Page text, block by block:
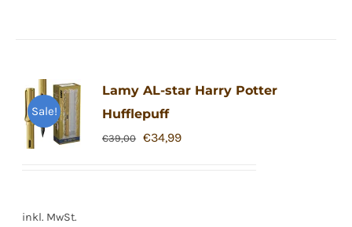
Sale!
Lamy AL-star Harry Potter
Hufflepuff
€39,00 Ursprünglicher
€34,99Aktueller
inkl. MwSt.